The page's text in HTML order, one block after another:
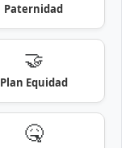
Paternidad
🤝
Plan Equidad
🤒